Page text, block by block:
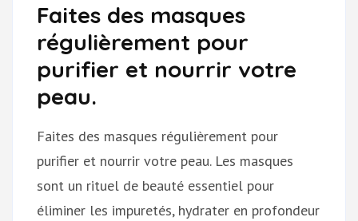
Faites des masques
régulièrement pour
purifier et nourrir votre
peau.
Faites des masques régulièrement pour
purifier et nourrir votre peau. Les masques
sont un rituel de beauté essentiel pour
éliminer les impuretés, hydrater en profondeur